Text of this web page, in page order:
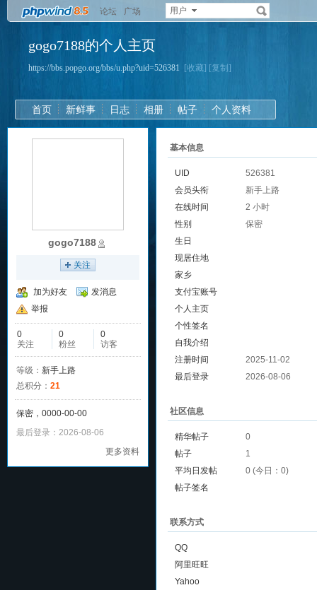
论坛 广场 用户
gogo7188的个人主页
https://bbs.popgo.org/bbs/u.php?uid=526381 [收藏] [复制]
首页 新鲜事 日志 相册 帖子 个人资料
gogo7188
关注
加为好友
发消息
举报
0
关注
0
粉丝
0
访客
等级： 新手上路
总积分： 21
保密，0000-00-00
最后登录：2026-08-06
更多资料
基本信息
UID
526381
会员头衔
新手上路
在线时间
2 小时
性别
保密
生日
现居住地
家乡
支付宝账号
个人主页
个性签名
自我介绍
注册时间
2025-11-02
最后登录
2026-08-06
社区信息
精华帖子
0
帖子
1
平均日发帖
0 (今日：0)
帖子签名
联系方式
QQ
阿里旺旺
Yahoo